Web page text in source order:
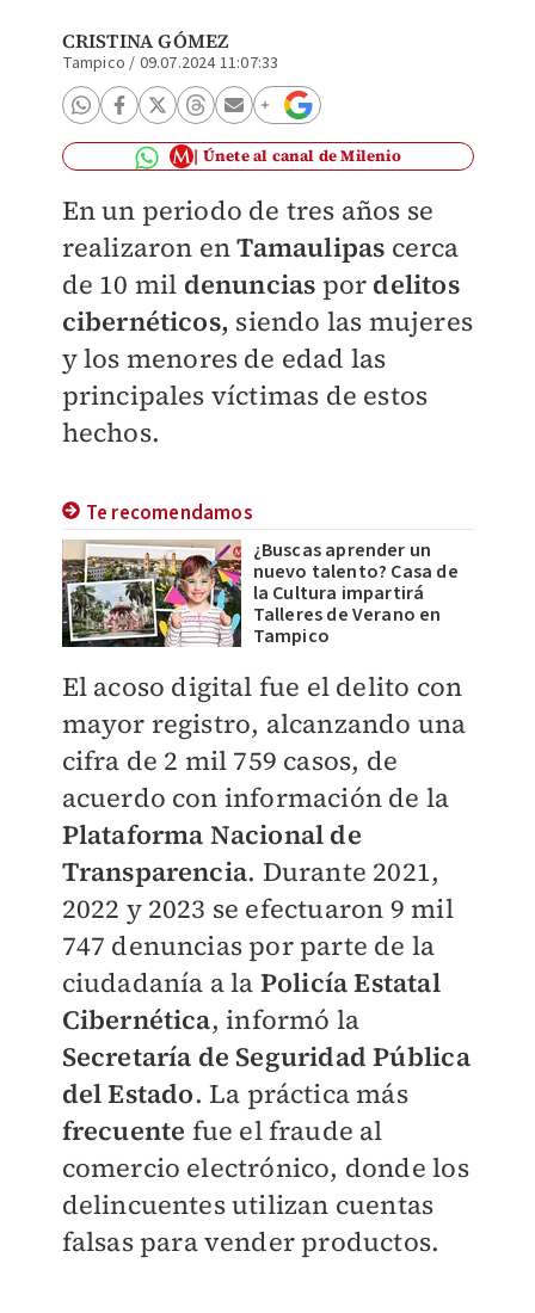
CRISTINA GÓMEZ
Tampico / 09.07.2024 11:07:33
Únete al canal de Milenio
En un periodo de tres años se
realizaron enTamaulipas cerca
de 10 mil denuncias por delitos
cibernéticos, siendo las mujeres
y los menores de edad las
principales víctimas de estos
hechos.
Te recomendamos
¿Buscas aprender un
nuevo talento? Casa de
la Cultura impartirá
Talleres de Verano en
Tampico
El acoso digital fue el delito con
mayor registro, alcanzando una
cifra de 2 mil 759 casos, de
acuerdo con información de la
Plataforma Nacional de
Transparencia. Durante 2021,
2022 y 2023 se efectuaron 9 mil
747 denuncias por parte de la
ciudadanía a la Policía Estatal
Cibernética, informó la
Secretaría de Seguridad Pública
del Estado. La práctica más
frecuente fue el fraude al
comercio electrónico, donde los
delincuentes utilizan cuentas
falsas para vender productos.